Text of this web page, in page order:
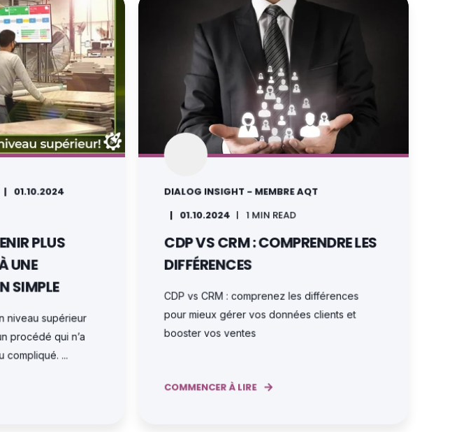
01.10.2024
PLUS
UNE
SIMPLE
niveau supérieur
procédé qui n’a
compliqué. ...
DIALOG INSIGHT - MEMBRE AQT
01.10.2024
1 MIN READ
CDP VS CRM : COMPRENDRE LES
DIFFÉRENCES
CDP vs CRM : comprenez les différences
pour mieux gérer vos données clients et
booster vos ventes
COMMENCER À LIRE